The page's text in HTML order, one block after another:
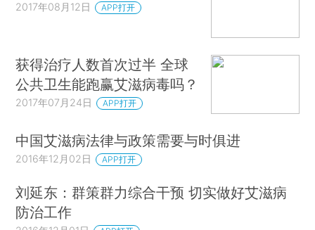
2017年08月12日 APP打开
获得治疗人数首次过半 全球
公共卫生能跑赢艾滋病毒吗？
2017年07月24日 APP打开
中国艾滋病法律与政策需要与时俱进
2016年12月02日 APP打开
刘延东：群策群力综合干预 切实做好艾滋病
防治工作